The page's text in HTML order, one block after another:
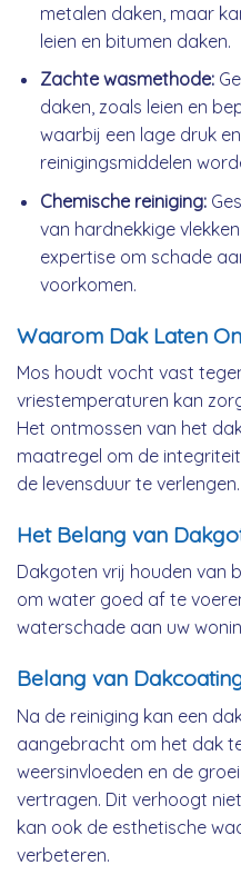
metalen daken, maar
leien en bitumen daken.
Zachte wasmethode:
daken, zoals leien en
waarbij een lage druk
reinigingsmiddelen
Chemische reiniging:
van hardnekkige
expertise om schade
voorkomen.
Waarom Dak Laten
Mos houdt vocht vast
vriestemperaturen kan
Het ontmossen van het
maatregel om de
de levensduur te verlengen.
Het Belang van
Dakgoten vrij houden van
om water goed af te
waterschade aan uw
Belang van
Na de reiniging kan een
aangebracht om het dak
weersinvloeden en de
vertragen. Dit verhoogt
kan ook de esthetische
verbeteren.